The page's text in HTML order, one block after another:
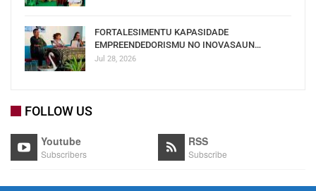
FORTALESIMENTU KAPASIDADE
EMPREENDEDORISMU NO INOVASAUN…
Jul 28, 2026
FOLLOW US
Youtube
Subscribers
RSS
Subscribe